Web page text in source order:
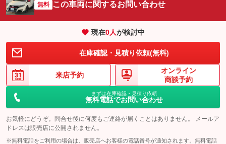
無料 この車両に関するお問い合わせ
現在0人が検討中
在庫確認・見積り依頼(無料)
来店予約
オンライン
商談予約
まずは在庫確認・見積り依頼
無料電話でお問い合わせ
お気軽にどうぞ。問合せ後に何度もご連絡が届くことはありません。 メールア
ドレスは販売店に公開されません。
※無料電話をご利用の場合は、販売店へお客様の電話番号が通知されます。無料電話